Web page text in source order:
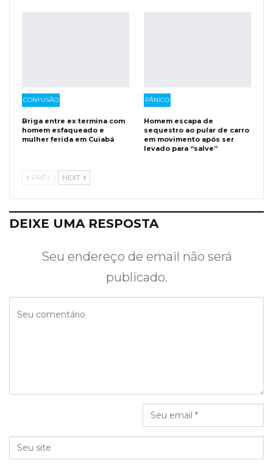
CONFUSÃO
Briga entre ex termina com
homem esfaqueado e
mulher ferida em Cuiabá
PÂNICO
Homem escapa de
sequestro ao pular de carro
em movimento após ser
levado para “salve”
PREV NEXT
DEIXE UMA RESPOSTA
Seu endereço de email não será
publicado.